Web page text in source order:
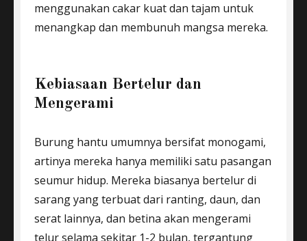
menggunakan cakar kuat dan tajam untuk
menangkap dan membunuh mangsa mereka.
Kebiasaan Bertelur dan
Mengerami
Burung hantu umumnya bersifat monogami,
artinya mereka hanya memiliki satu pasangan
seumur hidup. Mereka biasanya bertelur di
sarang yang terbuat dari ranting, daun, dan
serat lainnya, dan betina akan mengerami
telur selama sekitar 1-2 bulan, tergantung